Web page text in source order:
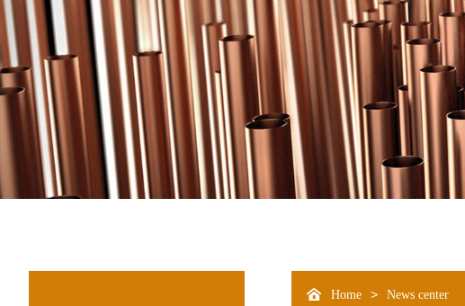
Home > News center